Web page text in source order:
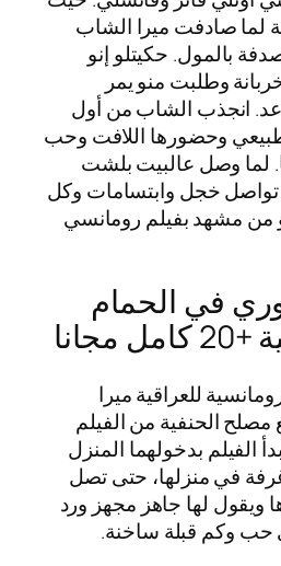
لما صادفت ميرا الشاب
بالمول. حكيتلو إنو
وطلبت منو يمر
انجذب الشاب من أول
وحضورها اللافت وحب
لما وصل عالبيت بلشت
تواصل خجل وابتسامات وكل
مشهد بفيلم رومانسي
في الحمام
للعراقية ميرا
الحنفية من الفيلم
الفيلم بدخولهما المنزل
في منزلها، حتى تصل
ويقول لها جاهز مجهز ورد
وكم قبلة ساخنة.